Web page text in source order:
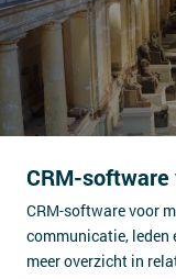
CRM-software
CRM-software voor
communicatie, leden
meer overzicht in